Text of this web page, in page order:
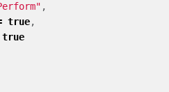
,
true,
true